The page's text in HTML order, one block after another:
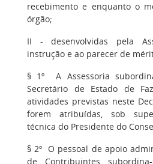
recebimento e enquanto o
órgão;
II - desenvolvidas pela
instrução e ao parecer de
§ 1º
A Assessoria
Secretário de Estado de
atividades previstas neste
forem atribuídas, sob
técnica do Presidente do
§ 2º O pessoal de apoio
de Contribuintes